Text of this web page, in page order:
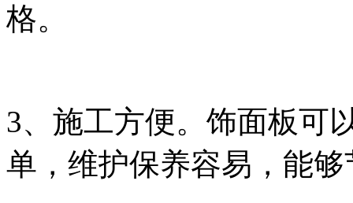
格。
3、施工方便。饰面板可
单，维护保养容易，能